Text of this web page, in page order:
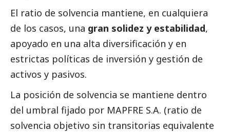
El ratio de solvencia mantiene, en cualquiera
de los casos, una gran solidez y estabilidad,
apoyado en una alta diversificación y en
estrictas políticas de inversión y gestión de
activos y pasivos.
La posición de solvencia se mantiene dentro
del umbral fijado por MAPFRE S.A. (ratio de
solvencia objetivo sin transitorias equivalente